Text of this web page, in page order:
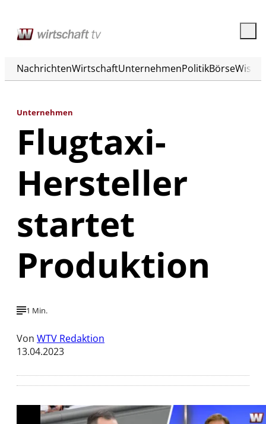
NachrichtenWirtschaftUnternehmenPolitikBörse
Unternehmen
Flugtaxi-
Hersteller
startet
Produktion
1 Min.
Von WTV Redaktion
13.04.2023